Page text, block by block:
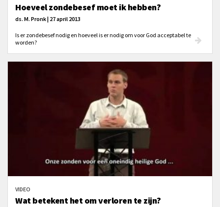
Hoeveel zondebesef moet ik hebben?
ds. M. Pronk | 27 april 2013
Is er zondebesef nodig en hoeveel is er nodig om voor God acceptabel te
worden?
VIDEO
Wat betekent het om verloren te zijn?